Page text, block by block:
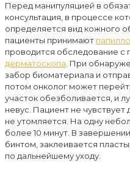
Перед манипуляцией в
консультация, в процессе
определяется вид кожного
пациенты принимают
проводится обследование
дерматоскопа . При
забор биоматериала и
потом онколог может
участок обезболивается, и
невус. Пациент не
не утомляется. На одну
более 10 минут. В
бинтом, заклеивается
по дальнейшему уходу.